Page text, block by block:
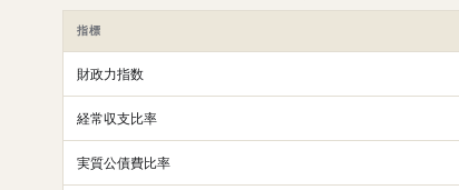
指標
財政力指数
経常収支比率
実質公債費比率